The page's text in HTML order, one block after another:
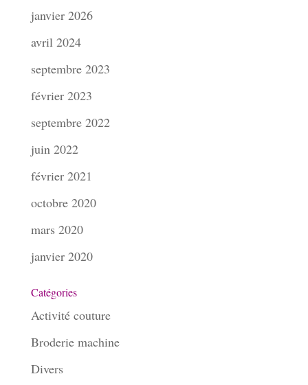
janvier 2026
avril 2024
septembre 2023
février 2023
septembre 2022
juin 2022
février 2021
octobre 2020
mars 2020
janvier 2020
Catégories
Activité couture
Broderie machine
Divers